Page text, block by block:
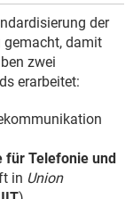
der
damit
zwei
erarbeitet:
für Telefonie und
in Union